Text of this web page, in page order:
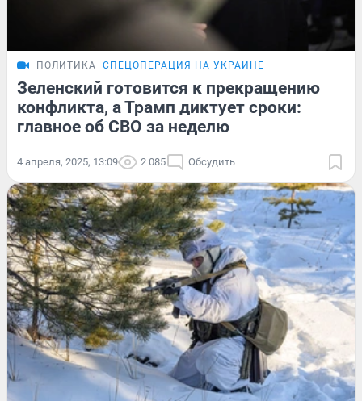
ПОЛИТИКА СПЕЦОПЕРАЦИЯ НА УКРАИНЕ
Зеленский готовится к прекращению
конфликта, а Трамп диктует сроки:
главное об СВО за неделю
4 апреля, 2025, 13:09 2 085 Обсудить